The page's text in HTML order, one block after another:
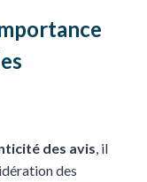
des avis , il
des